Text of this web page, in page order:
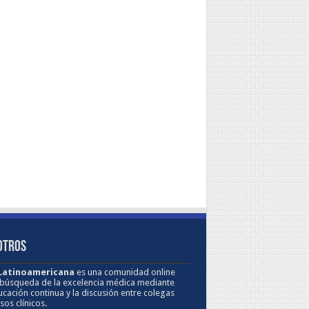
es una comunidad online
de la excelencia médica mediante
continua y la discusión entre colegas
clínicos.